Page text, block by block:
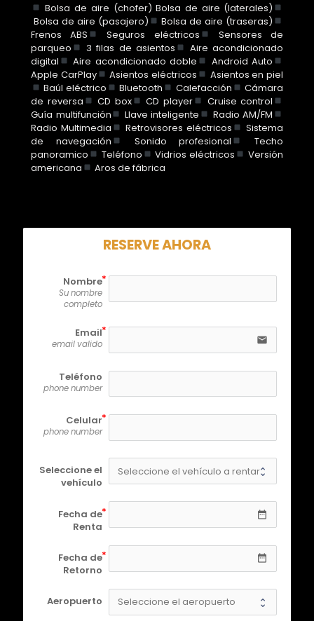
Bolsa de aire (chofer) Bolsa de aire (laterales)
Bolsa de aire (pasajero)
Bolsa de aire (traseras)
Frenos ABS
Seguros eléctricos
Sensores de
parqueo
3 filas de asientos
Aire acondicionado
digital
Aire acondicionado doble
Android Auto
Apple CarPlay
Asientos eléctricos
Asientos en piel
Baúl eléctrico
Bluetooth Calefacción
Cámara
de reversa
CD box CD player
Cruise control
Guía multifunción
Llave inteligente
Radio AM/FM
Radio Multimedia
Retrovisores eléctricos
Sistema
de navegación
Sonido profesional
Techo
panoramico
Teléfono Vidrios eléctricos
Versión
americana
Aros de fábrica
RESERVE AHORA
Nombre
Su nombre
completo
Email
email valido email
Teléfono
phone number
Celular
phone number
Seleccione el
vehículo
Fecha de
Renta
date_range
Fecha de
Retorno
date_range
Aeropuerto